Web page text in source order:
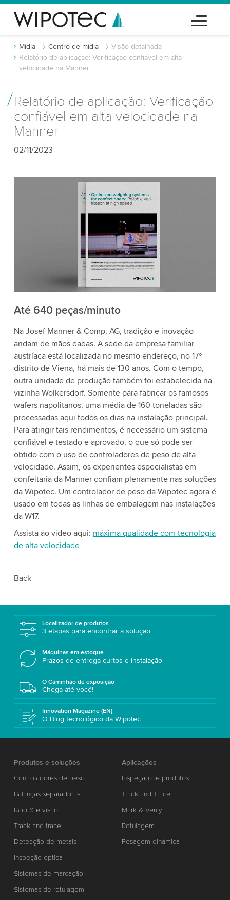
Mídia Centro de mídia
Visão detalhada
Relatório de aplicação: Verificação confiável em alta
velocidade na Manner
Relatório de aplicação: Verificação
confiável em alta velocidade na
Manner
02/11/2023
Até 640 peças/minuto
Na Josef Manner & Comp. AG, tradição e inovação
andam de mãos dadas. A sede da empresa familiar
austríaca está localizada no mesmo endereço, no 17º
distrito de Viena, há mais de 130 anos. Com o tempo,
outra unidade de produção também foi estabelecida na
vizinha Wolkersdorf. Somente para fabricar os famosos
wafers napolitanos, uma média de 160 toneladas são
processadas aqui todos os dias na instalação principal.
Para atingir tais rendimentos, é necessário um sistema
confiável e testado e aprovado, o que só pode ser
obtido com o uso de controladores de peso de alta
velocidade. Assim, os experientes especialistas em
confeitaria da Manner confiam plenamente nas soluções
da Wipotec. Um controlador de peso da Wipotec agora é
usado em todas as linhas de embalagem nas instalações
da W17.
Assista ao vídeo aqui: máxima qualidade com tecnologia
de alta velocidade
Back
Localizador de produtos
3 etapas para encontrar a solução
Máquinas em estoque
Prazos de entrega curtos e instalação
O Caminhão de exposição
Chega até você!
Innovation Magazine (EN)
O Blog tecnológico da Wipotec
Produtos e soluções
Controladores de peso
Balanças separadoras
Raio X e visão
Track and trace
Detecção de metais
Inspeção óptica
Sistemas de marcação
Sistemas de rotulagem
Aplicações
Inspeção de produtos
Track and Trace
Mark & Verify
Rotulagem
Pesagem dinâmica